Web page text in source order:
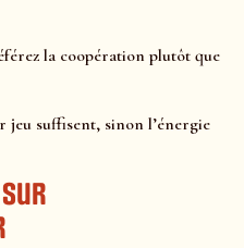
la coopération plutôt que
jeu suffisent, sinon l’énergie
sur